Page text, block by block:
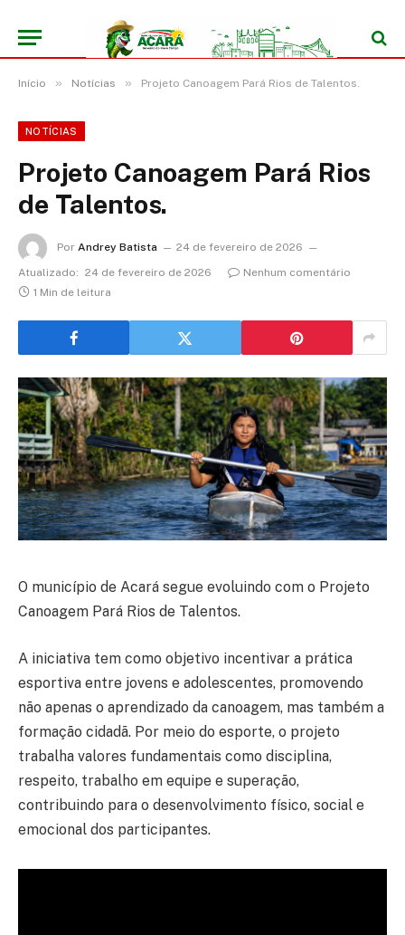
Início » Notícias » Projeto Canoagem Pará Rios de Talentos.
NOTÍCIAS
Projeto Canoagem Pará Rios
de Talentos.
Por Andrey Batista
24 de fevereiro de 2026
Atualizado: 24 de fevereiro de 2026
Nenhum comentário
1 Min de leitura
O município de Acará segue evoluindo com o Projeto
Canoagem Pará Rios de Talentos.
A iniciativa tem como objetivo incentivar a prática
esportiva entre jovens e adolescentes, promovendo
não apenas o aprendizado da canoagem, mas também a
formação cidadã. Por meio do esporte, o projeto
trabalha valores fundamentais como disciplina,
respeito, trabalho em equipe e superação,
contribuindo para o desenvolvimento físico, social e
emocional dos participantes.